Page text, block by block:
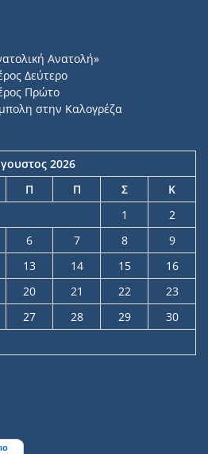
Ανατολή»
Δεύτερο
Πρώτο
στην Καλογρέζα
2026
Π Π Σ
Κ
1
2
6 7 8
9
13 14 15
16
20 21 22
23
27 28 29
30